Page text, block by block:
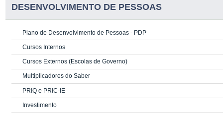
DESENVOLVIMENTO DE PESSOAS
Plano de Desenvolvimento de Pessoas - PDP
Cursos Internos
Cursos Externos (Escolas de Governo)
Multiplicadores do Saber
PRIQ e PRIC-IE
Investimento